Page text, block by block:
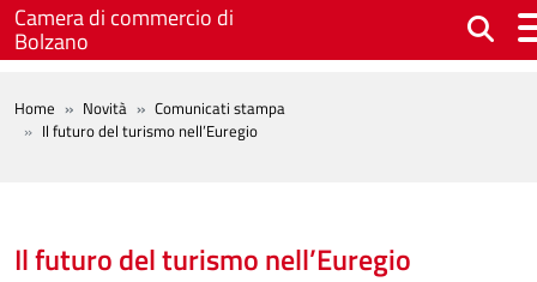
Salta al contenuto principale
Camera di commercio di
Bolzano
BREADCRUMB
Home Novità
Comunicati stampa
Il futuro del turismo nell’Euregio
Il futuro del turismo nell’Euregio